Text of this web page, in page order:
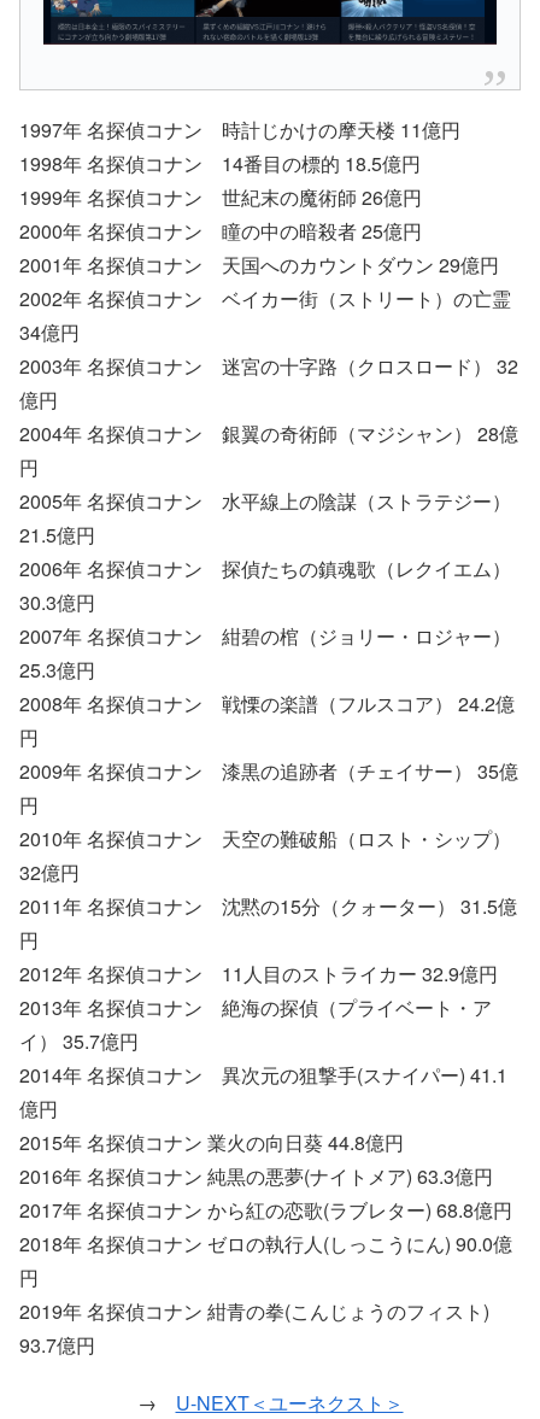
1997年 名探偵コナン 時計じかけの摩天楼 11億円
1998年 名探偵コナン 14番目の標的 18.5億円
1999年 名探偵コナン 世紀末の魔術師 26億円
2000年 名探偵コナン 瞳の中の暗殺者 25億円
2001年 名探偵コナン 天国へのカウントダウン 29億円
2002年 名探偵コナン ベイカー街（ストリート）の亡霊
34億円
2003年 名探偵コナン 迷宮の十字路（クロスロード） 32
億円
2004年 名探偵コナン 銀翼の奇術師（マジシャン） 28億
円
2005年 名探偵コナン 水平線上の陰謀（ストラテジー）
21.5億円
2006年 名探偵コナン 探偵たちの鎮魂歌（レクイエム）
30.3億円
2007年 名探偵コナン 紺碧の棺（ジョリー・ロジャー）
25.3億円
2008年 名探偵コナン 戦慄の楽譜（フルスコア） 24.2億
円
2009年 名探偵コナン 漆黒の追跡者（チェイサー） 35億
円
2010年 名探偵コナン 天空の難破船（ロスト・シップ）
32億円
2011年 名探偵コナン 沈黙の15分（クォーター） 31.5億
円
2012年 名探偵コナン 11人目のストライカー 32.9億円
2013年 名探偵コナン 絶海の探偵（プライベート・ア
イ） 35.7億円
2014年 名探偵コナン 異次元の狙撃手(スナイパー) 41.1
億円
2015年 名探偵コナン 業火の向日葵 44.8億円
2016年 名探偵コナン 純黒の悪夢(ナイトメア) 63.3億円
2017年 名探偵コナン から紅の恋歌(ラブレター) 68.8億円
2018年 名探偵コナン ゼロの執行人(しっこうにん) 90.0億
円
2019年 名探偵コナン 紺青の拳(こんじょうのフィスト)
93.7億円
→ U-NEXT＜ユーネクスト＞